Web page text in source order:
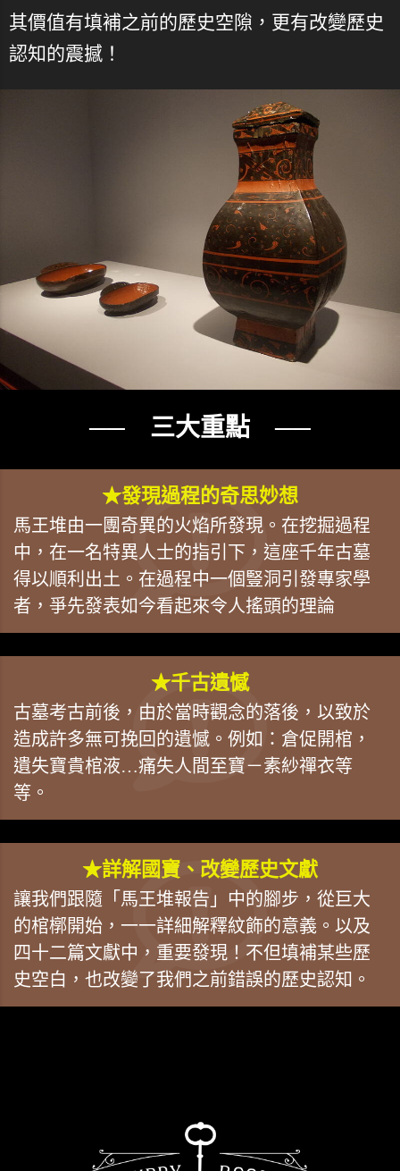
其價值有填補之前的歷史空隙，更有改變歷史
認知的震撼！
── 三大重點 ──
★發現過程的奇思妙想
馬王堆由一團奇異的火焰所發現。在挖掘過程
中，在一名特異人士的指引下，這座千年古墓
得以順利出土。在過程中一個豎洞引發專家學
者，爭先發表如今看起來令人搖頭的理論
★千古遺憾
古墓考古前後，由於當時觀念的落後，以致於
造成許多無可挽回的遺憾。例如：倉促開棺，
遺失寶貴棺液…痛失人間至寶－素紗禪衣等
等。
★詳解國寶、改變歷史文獻
讓我們跟隨「馬王堆報告」中的腳步，從巨大
的棺槨開始，一一詳細解釋紋飾的意義。以及
四十二篇文獻中，重要發現！不但填補某些歷
史空白，也改變了我們之前錯誤的歷史認知。